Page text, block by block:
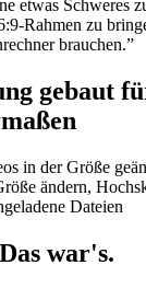
etwas Schweres
Rahmen zu
brauchen.”
gebaut
in der Größe
ändern,
Dateien
war's.